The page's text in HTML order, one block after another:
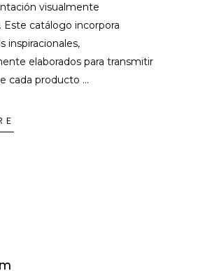
visualmente
Este catálogo incorpora
inspiracionales,
elaborados para transmitir
cada producto